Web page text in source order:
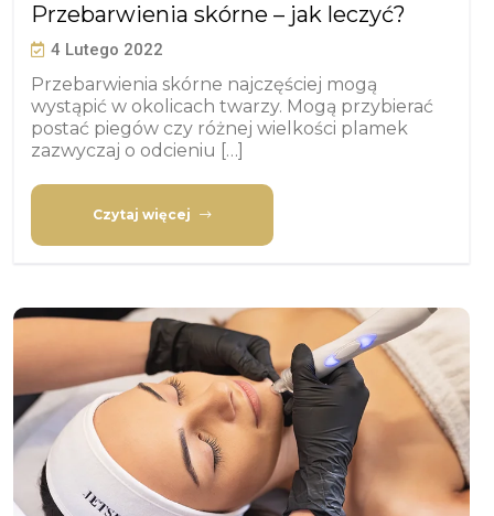
Przebarwienia skórne – jak leczyć?
4 Lutego 2022
Przebarwienia skórne najczęściej mogą
wystąpić w okolicach twarzy. Mogą przybierać
postać piegów czy różnej wielkości plamek
zazwyczaj o odcieniu […]
Czytaj więcej